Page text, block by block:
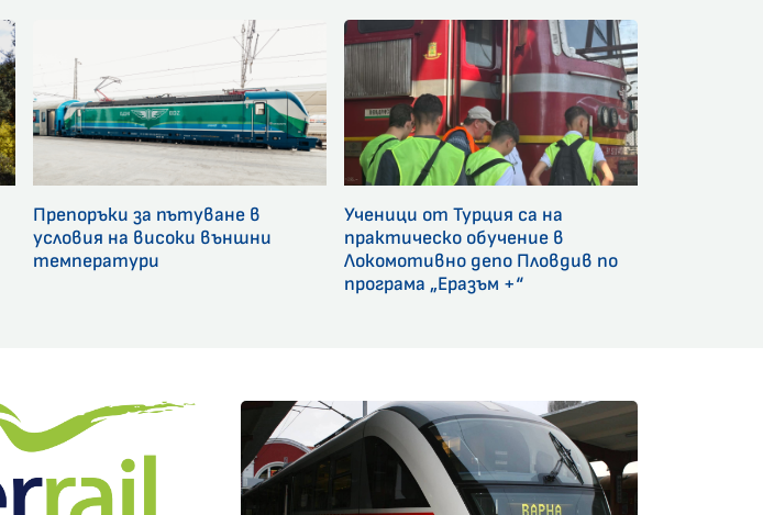
Препоръки за пътуване в
условия на високи външни
температури
Ученици от Турция са на
практическо обучение в
Локомотивно депо Пловдив по
програма „Еразъм +“